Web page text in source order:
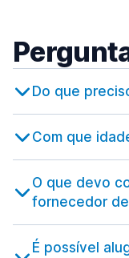
Benfica
8 ofertas especiais
Braga
Bragança
Caldas da Rainha
82 ofertas especiais
54 ofertas
desde 35,69 €
Aeroporto de
desde 37,81 €
Zurique
637 ofertas
Do que
Com que
O que devo
fornecedor
É possível